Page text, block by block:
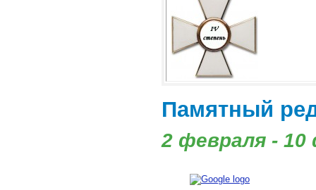
Памятный
2 февраля - 10